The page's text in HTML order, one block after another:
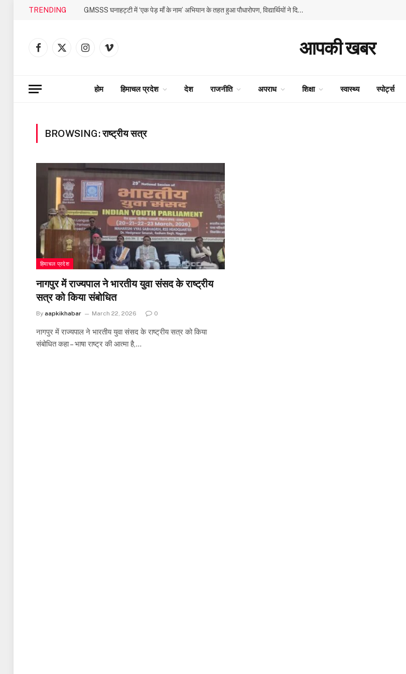
TRENDING GMSSS घनाहट्टी में ‘एक पेड़ माँ के नाम’ अभियान के तहत हुआ पौधारोपण, विद्यार्थियों ने दिया पर्यावरण संरक्षण का संदेश
Facebook
X
InstagramVimeo आपकी खबर
होम हिमाचल प्रदेश देश राजनीति अपराध शिक्षा स्वास्थ्य स्पोर्ट्स
BROWSING:राष्ट्रीय सत्र
हिमाचल प्रदेश
नागपुर में राज्यपाल ने भारतीय युवा संसद के राष्ट्रीय
सत्र को किया संबोधित
By aapkikhabar March 22, 2026 0
नागपुर में राज्यपाल ने भारतीय युवा संसद के राष्ट्रीय सत्र को किया
संबोधित कहा – भाषा राष्ट्र की आत्मा है,…